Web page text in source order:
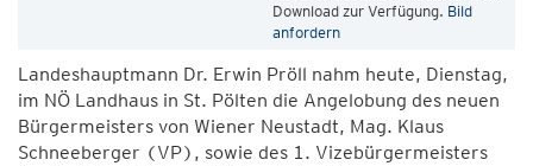
Download zur Verfügung. Bild
anfordern
Landeshauptmann Dr. Erwin Pröll nahm heute, Dienstag,
im NÖ Landhaus in St. Pölten die Angelobung des neuen
Bürgermeisters von Wiener Neustadt, Mag. Klaus
Schneeberger (VP), sowie des 1. Vizebürgermeisters